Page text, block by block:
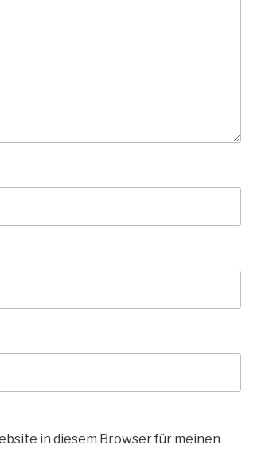
in diesem Browser für meinen